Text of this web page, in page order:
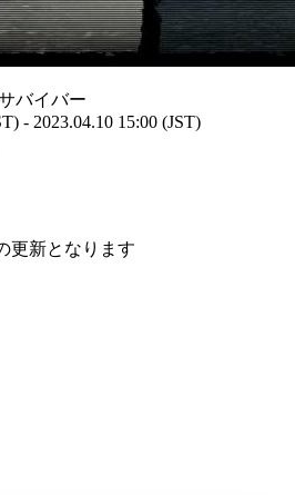
バイバー
- 2023.04.10 15:00 (JST)
更新となります